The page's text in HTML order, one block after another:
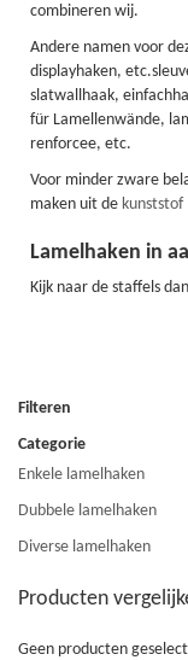
combineren wij.
Andere namen voor
displayhaken,
slatwallhaak,
für Lamellenwände,
renforcee, etc.
Voor minder zware
maken uit de
Lamelhaken in
Kijk naar de staffels
Filteren
Categorie
Enkele lamelhaken
Dubbele lamelhaken
Diverse lamelhaken
Producten
Geen producten